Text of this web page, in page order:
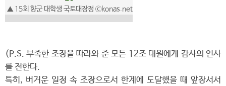
▲ 15회 향군 대학생 국토대장정 ⓒkonas.net
(P.S. 부족한 조장을 따라와 준 모든 12조 대원에게 감사의 인사
를 전한다.
특히, 버거운 일정 속 조장으로서 한계에 도달했을 때 앞장서서